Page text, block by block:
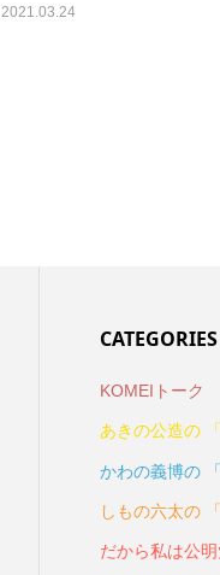
2021.03.24
CATEGORIES
KOMEIトーク
あきの公造の
かわの義博の
しもの六太の
だから私は公明